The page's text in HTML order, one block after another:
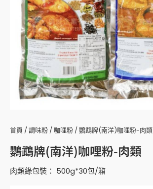
首頁 /調味粉 / 咖哩粉 / 鸚鵡牌(南洋)咖哩粉-肉類
鸚鵡牌(南洋)咖哩粉-肉類
肉類綠包裝： 500g*30包/箱